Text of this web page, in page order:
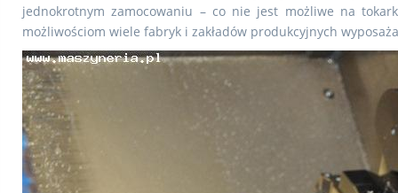
jednokrotnym zamocowaniu – co nie jest możliwe na
możliwościom wiele fabryk i zakładów produkcyjnych